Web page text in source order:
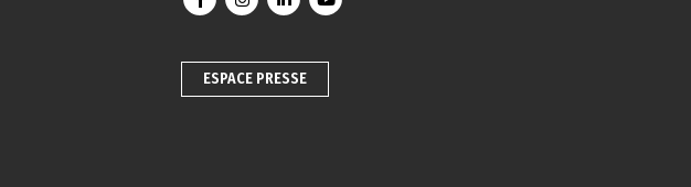
Lien vers le compte Facebook
Lien vers le compte Instagram
Lien vers le compte Linkedin
Lien vers la chaîne Youtube
ESPACE PRESSE